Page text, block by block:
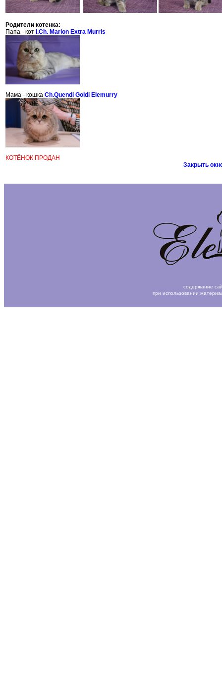
Родители котенка:
Папа - кот I.Ch. Marion Extra Murris
Мама - кошка Ch.Quendi Goldi Elemurry
КОТЁНОК ПРОДАН
Закрыть
содержание
при использовании